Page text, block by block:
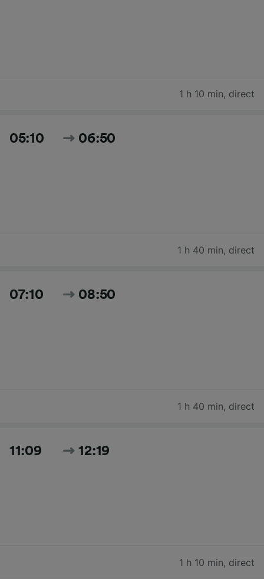
1 h 10 min, direct
05:10 06:50
1 h 40 min, direct
07:10 08:50
1 h 40 min, direct
11:09 12:19
1 h 10 min, direct